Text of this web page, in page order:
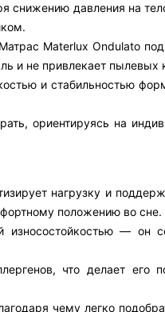
снижению давления на
Materlux Ondulato
и не привлекает пылевых
и стабильностью
ориентируясь на
нагрузку и
положению во сне.
— он
что делает его
чему легко